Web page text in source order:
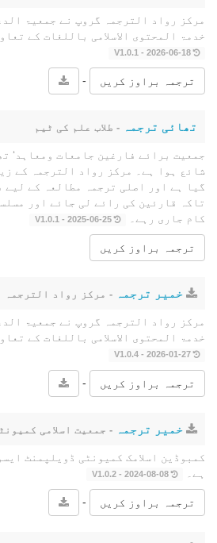
مرکز رواد الترجمہ گروپ نے جمعیۃ
خدمۃ المحتوى الاسلامی باللغات کے
2026-06-18 - V1.0.1
ترجمہ براوز کریں -
تھائی ترجمہ - طلاب علم کی ٹیم
جمعیت برائے فارغین جامعات ومعاہد‘
شائع ہوا ہے۔ مرکز رواد الترجمہ کے
گیا ہے اور اصلی ترجمہ مطالعہ کے لیے
تاکہ قارئین کی رائے لی جائے اور
کام جاری رہے۔
2025-06-25 - V1.0.1
ترجمہ براوز کریں
خمیر ترجمہ - مرکز رواد الترجمہ
مرکز رواد الترجمہ گروپ نے جمعیۃ
خدمۃ المحتوى الاسلامی باللغات کے
2026-01-27 - V1.0.4
ترجمہ براوز کریں -
خمیر ترجمہ - جمعیت اسلامی
کمبوڈین اسلامک کمیونٹی ڈویلپمنٹ
ہے۔
2024-08-08 - V1.0.2
ترجمہ براوز کریں -